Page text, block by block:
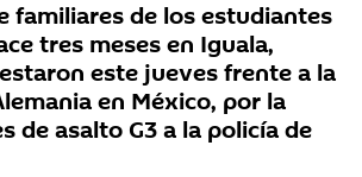
familiares de los estudiantes
tres meses en Iguala,
este jueves frente a la
en México, por la
de asalto G3 a la policía de